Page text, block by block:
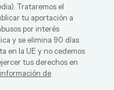
). Trataremos el
tu aportación a
por interés
y se elimina 90 días
en la UE y no cedemos
tus derechos en
información de